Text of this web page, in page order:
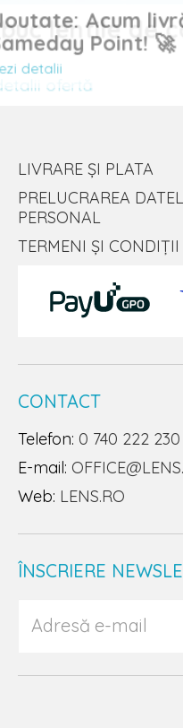
lentile de
ofertă
Noutate: Acum
Sameday Point! 🚀
Vezi detalii
LIVRARE ȘI PLATA
PRELUCRAREA
PERSONAL
TERMENI ȘI CONDIȚII
CONTACT
Telefon: 0 740 222 230
E-mail:
Web: LENS.RO
ÎNSCRIERE